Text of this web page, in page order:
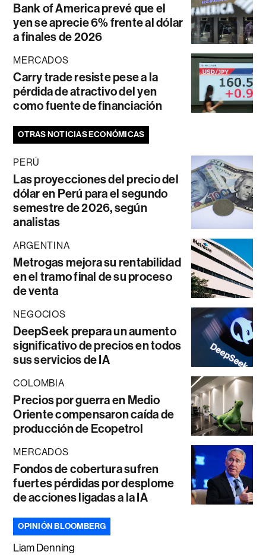
Bank of America prevé que el
yen se aprecie 6% frente al dólar
a finales de 2026
MERCADOS
Carry trade resiste pese a la
pérdida de atractivo del yen
como fuente de financiación
OTRAS NOTICIAS ECONÓMICAS
PERÚ
Las proyecciones del precio del
dólar en Perú para el segundo
semestre de 2026, según
analistas
ARGENTINA
Metrogas mejora su rentabilidad
en el tramo final de su proceso
de venta
NEGOCIOS
DeepSeek prepara un aumento
significativo de precios en todos
sus servicios de IA
COLOMBIA
Precios por guerra en Medio
Oriente compensaron caída de
producción de Ecopetrol
MERCADOS
Fondos de cobertura sufren
fuertes pérdidas por desplome
de acciones ligadas a la IA
OPINIÓN BLOOMBERG
Liam Denning